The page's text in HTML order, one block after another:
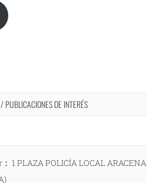
PUBLICACIONES DE INTERÉS
Entrada
1 PLAZA POLICÍA LOCAL ARACENA